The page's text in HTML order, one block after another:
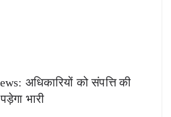
अधिकारियों को संपत्ति की
भारी